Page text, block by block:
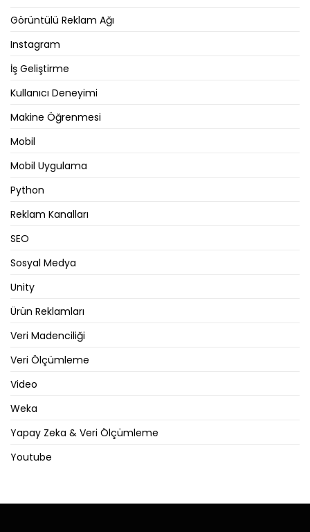
Görüntülü Reklam Ağı
Instagram
İş Geliştirme
Kullanıcı Deneyimi
Makine Öğrenmesi
Mobil
Mobil Uygulama
Python
Reklam Kanalları
SEO
Sosyal Medya
Unity
Ürün Reklamları
Veri Madenciliği
Veri Ölçümleme
Video
Weka
Yapay Zeka & Veri Ölçümleme
Youtube